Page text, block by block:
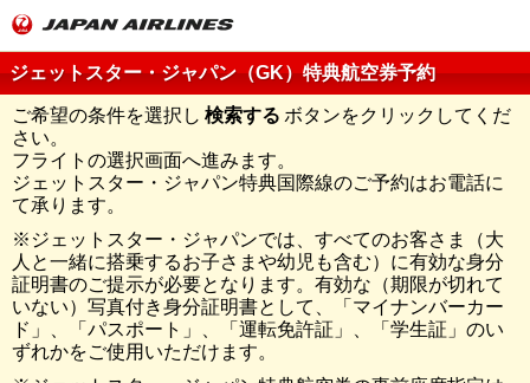
ジェットスター・ジャパン（GK）特典航空券予約
ご希望の条件を選択し 検索する ボタンをクリックしてくだ
さい。
フライトの選択画面へ進みます。
ジェットスター・ジャパン特典国際線のご予約はお電話に
て承ります。
※ジェットスター・ジャパンでは、すべてのお客さま（大
人と一緒に搭乗するお子さまや幼児も含む）に有効な身分
証明書のご提示が必要となります。有効な（期限が切れて
いない）写真付き身分証明書として、「マイナンバーカー
ド」、「パスポート」、「運転免許証」、「学生証」のい
ずれかをご使用いただけます。